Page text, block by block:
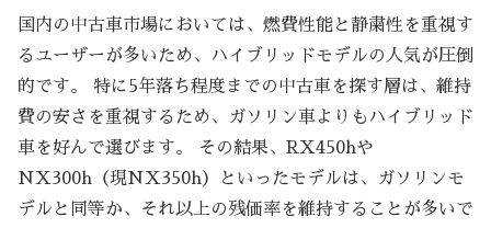
国内の中古車市場においては、燃費性能と静粛性を重視す
るユーザーが多いため、ハイブリッドモデルの人気が圧倒
的です。 特に5年落ち程度までの中古車を探す層は、維持
費の安さを重視するため、ガソリン車よりもハイブリッド
車を好んで選びます。 その結果、RX450hや
NX300h（現NX350h）といったモデルは、ガソリンモ
デルと同等か、それ以上の残価率を維持することが多いで